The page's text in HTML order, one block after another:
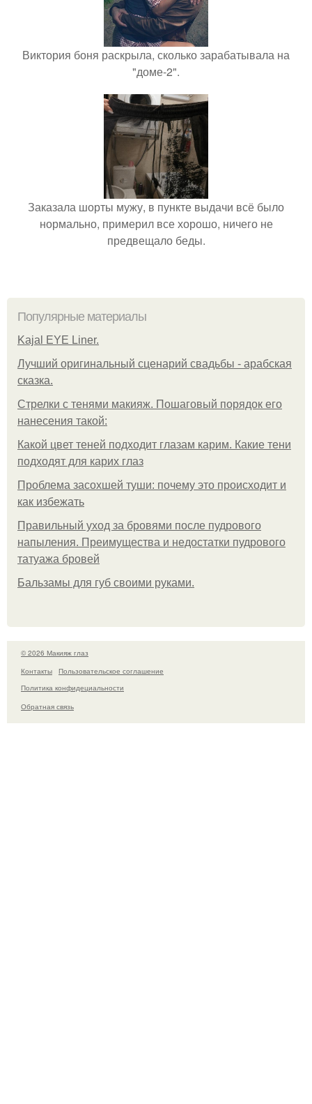
Виктория боня раскрыла, сколько зарабатывала на
"доме-2".
Заказала шорты мужу, в пункте выдачи всё было
нормально, примерил все хорошо, ничего не
предвещало беды.
Популярные материалы
Kajal EYE Liner.
Лучший оригинальный сценарий свадьбы - арабская
сказка.
Стрелки с тенями макияж. Пошаговый порядок его
нанесения такой:
Какой цвет теней подходит глазам карим. Какие тени
подходят для карих глаз
Проблема засохшей туши: почему это происходит и
как избежать
Правильный уход за бровями после пудрового
напыления. Преимущества и недостатки пудрового
татуажа бровей
Бальзамы для губ своими руками.
© 2026 Макияж глаз
Контакты
Пользовательское соглашение
Политика конфидециальности
Обратная связь